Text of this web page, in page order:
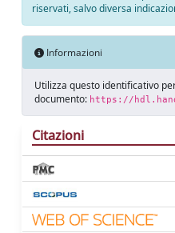
riservati, salvo diversa
Informazioni
Utilizza questo identificativo
documento: https://
Citazioni